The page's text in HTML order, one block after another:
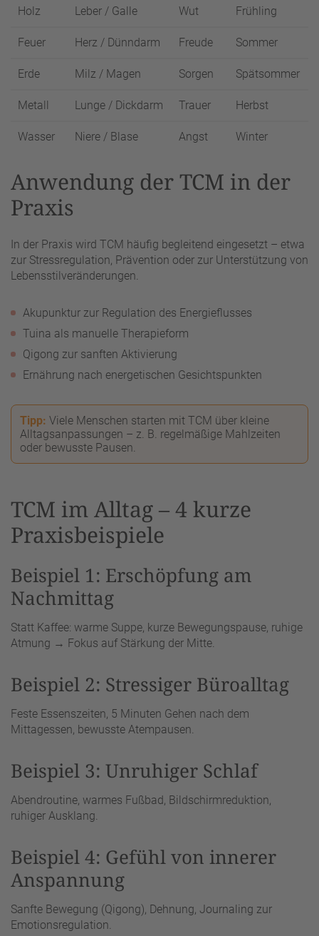
Holz Leber / Galle Wut Frühling
Feuer Herz / Dünndarm Freude Sommer
Erde Milz / Magen Sorgen Spätsommer
Metall Lunge / Dickdarm Trauer Herbst
Wasser Niere / Blase Angst Winter
Anwendung der TCM in der
Praxis
In der Praxis wird TCM häufig begleitend eingesetzt – etwa
zur Stressregulation, Prävention oder zur Unterstützung von
Lebensstilveränderungen.
Akupunktur zur Regulation des Energieflusses
Tuina als manuelle Therapieform
Qigong zur sanften Aktivierung
Ernährung nach energetischen Gesichtspunkten
Tipp: Viele Menschen starten mit TCM über kleine
Alltagsanpassungen – z. B. regelmäßige Mahlzeiten
oder bewusste Pausen.
TCM im Alltag – 4 kurze
Praxisbeispiele
Beispiel 1: Erschöpfung am
Nachmittag
Statt Kaffee: warme Suppe, kurze Bewegungspause, ruhige
Atmung → Fokus auf Stärkung der Mitte.
Beispiel 2: Stressiger Büroalltag
Feste Essenszeiten, 5 Minuten Gehen nach dem
Mittagessen, bewusste Atempausen.
Beispiel 3: Unruhiger Schlaf
Abendroutine, warmes Fußbad, Bildschirmreduktion,
ruhiger Ausklang.
Beispiel 4: Gefühl von innerer
Anspannung
Sanfte Bewegung (Qigong), Dehnung, Journaling zur
Emotionsregulation.